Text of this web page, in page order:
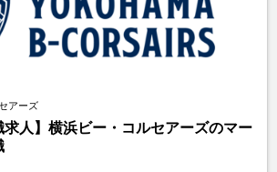
アーズ
求人】横浜ビー・コルセアーズのマー